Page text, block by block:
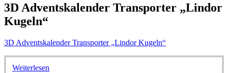
3D Adventskalender Transporter „Lindor
Kugeln“
3D Adventskalender Transporter „Lindor Kugeln“
Weiterlesen